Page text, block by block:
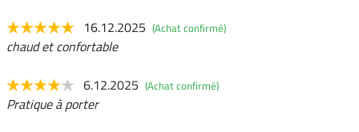
16.12.2025 (Achat confirmé)
chaud et confortable
6.12.2025 (Achat confirmé)
Pratique à porter